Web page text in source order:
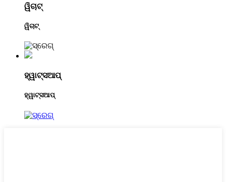
ୱିଚାଟ୍
ୱିଚାଟ୍
ହ୍ୱାଟ୍ସଆପ୍
ହ୍ୱାଟ୍ସଆପ୍